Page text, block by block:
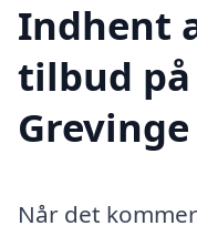
Indhent
tilbud
Grevinge
Når det